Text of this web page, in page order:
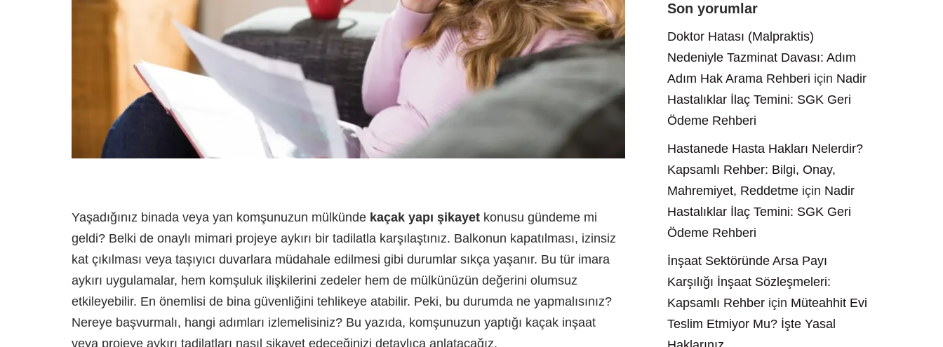
Yaşadığınız binada veya yan komşunuzun mülkünde kaçak yapı şikayet konusu gündeme mi
geldi? Belki de onaylı mimari projeye aykırı bir tadilatla karşılaştınız. Balkonun kapatılması, izinsiz
kat çıkılması veya taşıyıcı duvarlara müdahale edilmesi gibi durumlar sıkça yaşanır. Bu tür imara
aykırı uygulamalar, hem komşuluk ilişkilerini zedeler hem de mülkünüzün değerini olumsuz
etkileyebilir. En önemlisi de bina güvenliğini tehlikeye atabilir. Peki, bu durumda ne yapmalısınız?
Nereye başvurmalı, hangi adımları izlemelisiniz? Bu yazıda, komşunuzun yaptığı kaçak inşaat
veya projeye aykırı tadilatları nasıl şikayet edeceğinizi detaylıca anlatacağız.
Son yorumlar
Doktor Hatası (Malpraktis)
Nedeniyle Tazminat Davası: Adım
Adım Hak Arama Rehberi için Nadir
Hastalıklar İlaç Temini: SGK Geri
Ödeme Rehberi
Hastanede Hasta Hakları Nelerdir?
Kapsamlı Rehber: Bilgi, Onay,
Mahremiyet, Reddetme için Nadir
Hastalıklar İlaç Temini: SGK Geri
Ödeme Rehberi
İnşaat Sektöründe Arsa Payı
Karşılığı İnşaat Sözleşmeleri:
Kapsamlı Rehber için Müteahhit Evi
Teslim Etmiyor Mu? İşte Yasal